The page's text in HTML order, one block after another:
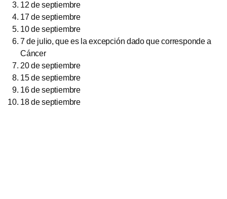
12 de septiembre
17 de septiembre
10 de septiembre
7 de julio, que es la excepción dado que corresponde a
Cáncer
20 de septiembre
15 de septiembre
16 de septiembre
18 de septiembre